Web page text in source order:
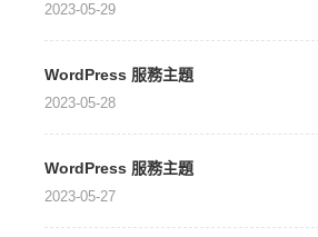
2023-05-29
WordPress 服務主題
2023-05-28
WordPress 服務主題
2023-05-27